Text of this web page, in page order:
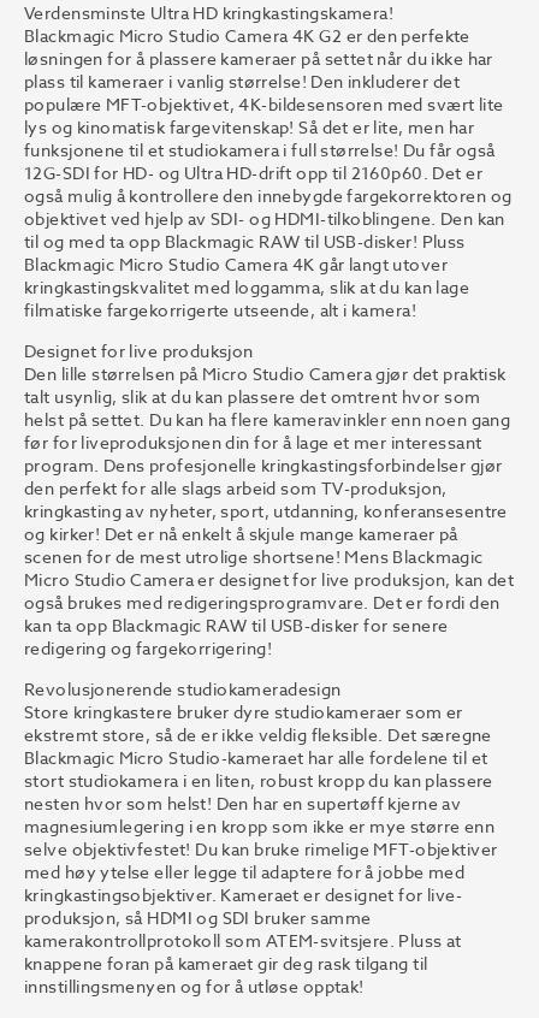
Verdensminste Ultra HD kringkastingskamera!
Blackmagic Micro Studio Camera 4K G2 er den perfekte
løsningen for å plassere kameraer på settet når du ikke har
plass til kameraer i vanlig størrelse! Den inkluderer det
populære MFT-objektivet, 4K-bildesensoren med svært lite
lys og kinomatisk fargevitenskap! Så det er lite, men har
funksjonene til et studiokamera i full størrelse! Du får også
12G-SDI for HD- og Ultra HD-drift opp til 2160p60. Det er
også mulig å kontrollere den innebygde fargekorrektoren og
objektivet ved hjelp av SDI- og HDMI-tilkoblingene. Den kan
til og med ta opp Blackmagic RAW til USB-disker! Pluss
Blackmagic Micro Studio Camera 4K går langt utover
kringkastingskvalitet med loggamma, slik at du kan lage
filmatiske fargekorrigerte utseende, alt i kamera!
Designet for live produksjon
Den lille størrelsen på Micro Studio Camera gjør det praktisk
talt usynlig, slik at du kan plassere det omtrent hvor som
helst på settet. Du kan ha flere kameravinkler enn noen gang
før for liveproduksjonen din for å lage et mer interessant
program. Dens profesjonelle kringkastingsforbindelser gjør
den perfekt for alle slags arbeid som TV-produksjon,
kringkasting av nyheter, sport, utdanning, konferansesentre
og kirker! Det er nå enkelt å skjule mange kameraer på
scenen for de mest utrolige shortsene! Mens Blackmagic
Micro Studio Camera er designet for live produksjon, kan det
også brukes med redigeringsprogramvare. Det er fordi den
kan ta opp Blackmagic RAW til USB-disker for senere
redigering og fargekorrigering!
Revolusjonerende studiokameradesign
Store kringkastere bruker dyre studiokameraer som er
ekstremt store, så de er ikke veldig fleksible. Det særegne
Blackmagic Micro Studio-kameraet har alle fordelene til et
stort studiokamera i en liten, robust kropp du kan plassere
nesten hvor som helst! Den har en supertøff kjerne av
magnesiumlegering i en kropp som ikke er mye større enn
selve objektivfestet! Du kan bruke rimelige MFT-objektiver
med høy ytelse eller legge til adaptere for å jobbe med
kringkastingsobjektiver. Kameraet er designet for live-
produksjon, så HDMI og SDI bruker samme
kamerakontrollprotokoll som ATEM-svitsjere. Pluss at
knappene foran på kameraet gir deg rask tilgang til
innstillingsmenyen og for å utløse opptak!